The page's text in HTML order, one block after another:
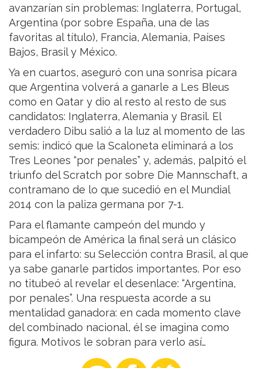
avanzarían sin problemas: Inglaterra, Portugal,
Argentina (por sobre España, una de las
favoritas al título), Francia, Alemania, Países
Bajos, Brasil y México.
Ya en cuartos, aseguró con una sonrisa pícara
que Argentina volverá a ganarle a Les Bleus
como en Qatar y dio al resto al resto de sus
candidatos: Inglaterra, Alemania y Brasil. El
verdadero Dibu salió a la luz al momento de las
semis: indicó que la Scaloneta eliminará a los
Tres Leones “por penales” y, además, palpitó el
triunfo del Scratch por sobre Die Mannschaft, a
contramano de lo que sucedió en el Mundial
2014 con la paliza germana por 7-1.
Para el flamante campeón del mundo y
bicampeón de América la final será un clásico
para el infarto: su Selección contra Brasil, al que
ya sabe ganarle partidos importantes. Por eso
no titubeó al revelar el desenlace: “Argentina,
por penales”. Una respuesta acorde a su
mentalidad ganadora: en cada momento clave
del combinado nacional, él se imagina como
figura. Motivos le sobran para verlo así…